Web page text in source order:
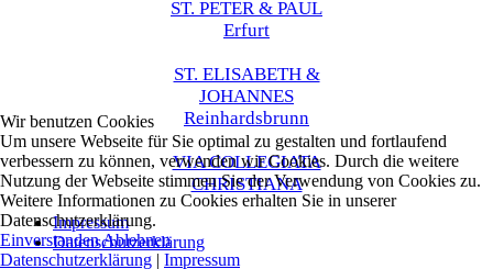
ST. PETER & PAUL
Erfurt
ST. ELISABETH &
JOHANNES
Reinhardsbrunn
VIA COLLEGIATA
CHRISTIANA
Impressum
Datenschutzerklärung
Wir benutzen Cookies
Um unsere Webseite für Sie optimal zu gestalten und fortlaufend
verbessern zu können, verwenden wir Cookies. Durch die weitere
Nutzung der Webseite stimmen Sie der Verwendung von Cookies zu.
Weitere Informationen zu Cookies erhalten Sie in unserer
Datenschutzerklärung.
EinverstandenAblehnen
Datenschutzerklärung | Impressum